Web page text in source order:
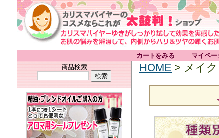
カートをみる ｜
マイペー
商品検索
HOME > メイ